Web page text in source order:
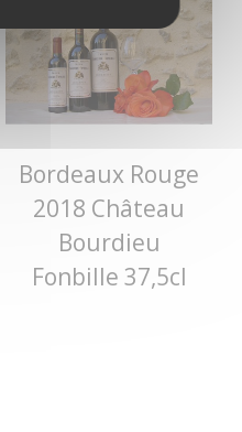
Bordeaux Rouge
2018 Château
Bourdieu
Fonbille 37,5cl